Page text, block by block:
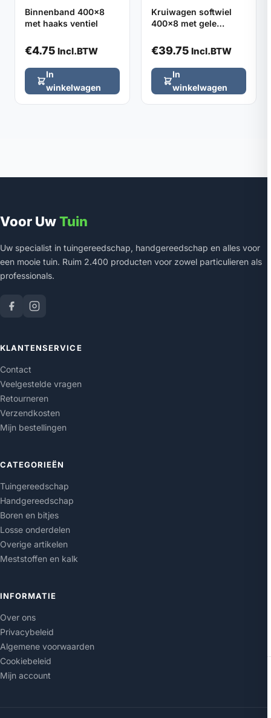
Binnenband 400x8
met haaks ventiel
€4.75 Incl.BTW
In
winkelwagen
Kruiwagen softwiel
400x8 met gele
velg (aslengte 13cm)
€39.75 Incl.BTW
In
winkelwagen
Voor UwTuin
Uw specialist in tuingereedschap, handgereedschap en alles voor
een mooie tuin. Ruim 2.400 producten voor zowel particulieren als
professionals.
KLANTENSERVICE
Contact
Veelgestelde vragen
Retourneren
Verzendkosten
Mijn bestellingen
CATEGORIEËN
Tuingereedschap
Handgereedschap
Boren en bitjes
Losse onderdelen
Overige artikelen
Meststoffen en kalk
INFORMATIE
Over ons
Privacybeleid
Algemene voorwaarden
Cookiebeleid
Mijn account